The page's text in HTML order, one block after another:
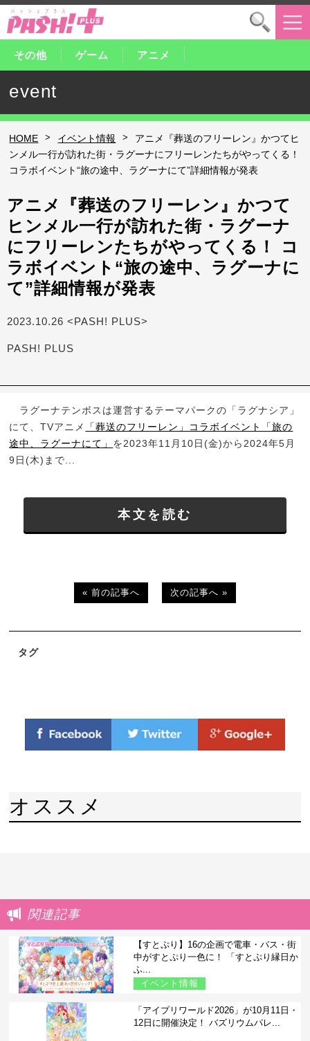
その他 ゲーム アニメ
event
HOME > イベント情報 >
アニメ『葬送のフリーレン』かつてヒ
ンメル一行が訪れた街・ラグーナにフリーレンたちがやってくる！
コラボイベント“旅の途中、ラグーナにて”詳細情報が発表
アニメ『葬送のフリーレン』かつて
ヒンメル一行が訪れた街・ラグーナ
にフリーレンたちがやってくる！ コ
ラボイベント“旅の途中、ラグーナに
て”詳細情報が発表
2023.10.26 <PASH! PLUS>
PASH! PLUS
ラグーナテンボスは運営するテーマパークの「ラグナシア」
にて、TVアニメ
「葬送のフリーレン」コラボイベント「旅の
途中、ラグーナにて」 を2023年11月10日(金)から2024年5月
9日(木)まで...
本文を読む
« 前の記事へ 次の記事へ »
タグ
オススメ
関連記事
【すとぷり】16の企画で電車・バス・街
中がすとぷり一色に！ 「すとぷり縁日か
ふ...
イベント情報
「アイプリワールド2026」が10月11日・
12日に開催決定！ バズリウムパレ...